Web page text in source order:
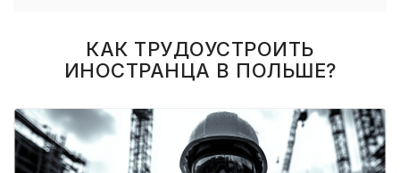
КАК ТРУДОУСТРОИТЬ
ИНОСТРАНЦА В ПОЛЬШЕ?